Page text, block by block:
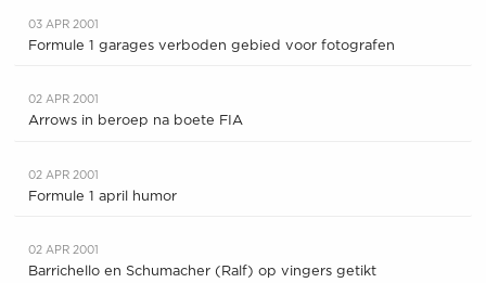
03 APR 2001
Formule 1 garages verboden gebied voor fotografen
02 APR 2001
Arrows in beroep na boete FIA
02 APR 2001
Formule 1 april humor
02 APR 2001
Barrichello en Schumacher (Ralf) op vingers getikt